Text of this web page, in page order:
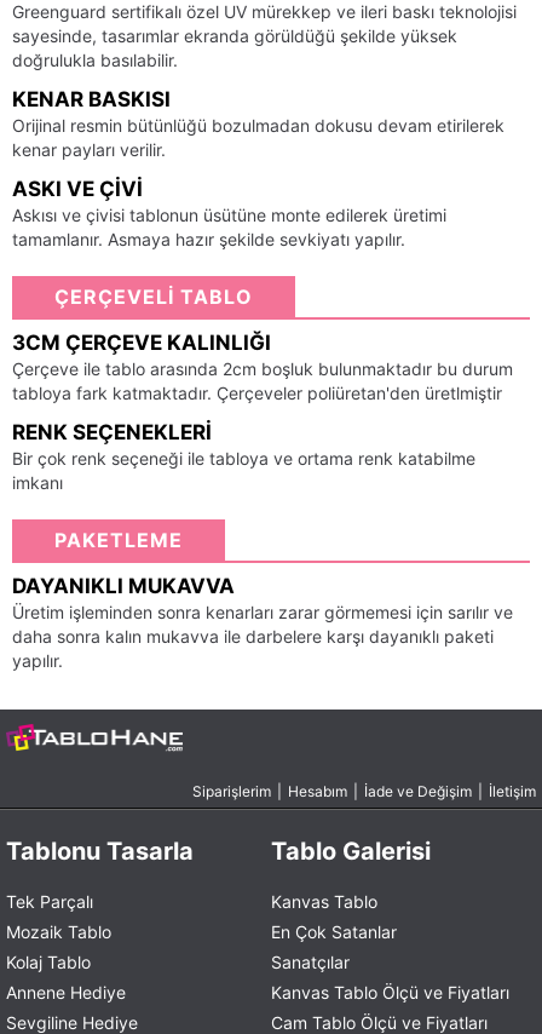
Greenguard sertifikalı özel UV mürekkep ve ileri baskı teknolojisi
sayesinde, tasarımlar ekranda görüldüğü şekilde yüksek
doğrulukla basılabilir.
KENAR BASKISI
Orijinal resmin bütünlüğü bozulmadan dokusu devam etirilerek
kenar payları verilir.
ASKI VE ÇIVI
Askısı ve çivisi tablonun üsütüne monte edilerek üretimi
tamamlanır. Asmaya hazır şekilde sevkiyatı yapılır.
ÇERÇEVELİ TABLO
3CM ÇERÇEVE KALINLIĞI
Çerçeve ile tablo arasında 2cm boşluk bulunmaktadır bu durum
tabloya fark katmaktadır. Çerçeveler poliüretan'den üretlmiştir
RENK SEÇENEKLERI
Bir çok renk seçeneği ile tabloya ve ortama renk katabilme
imkanı
PAKETLEME
DAYANIKLI MUKAVVA
Üretim işleminden sonra kenarları zarar görmemesi için sarılır ve
daha sonra kalın mukavva ile darbelere karşı dayanıklı paketi
yapılır.
Siparişlerim Hesabım İade ve Değişim İletişim
Tablonu Tasarla
Tek Parçalı
Mozaik Tablo
Kolaj Tablo
Annene Hediye
Sevgiline Hediye
Tablo Galerisi
Kanvas Tablo
En Çok Satanlar
Sanatçılar
Kanvas Tablo Ölçü ve Fiyatları
Cam Tablo Ölçü ve Fiyatları